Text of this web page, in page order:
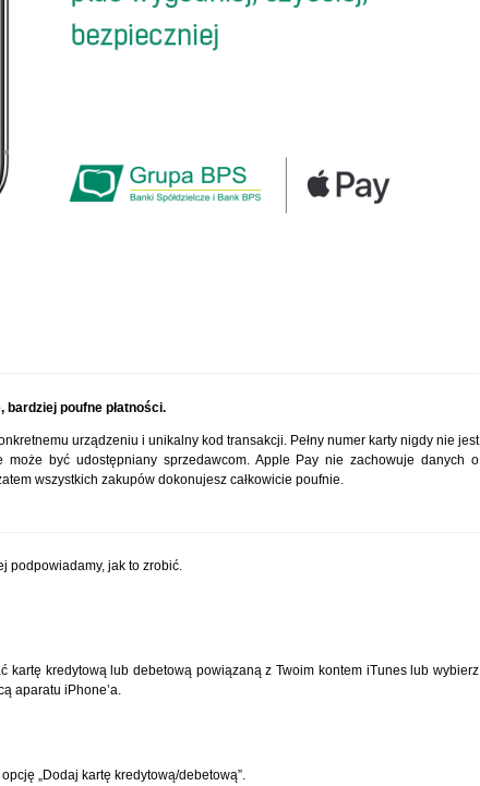
bardziej poufne płatności.
urządzeniu i unikalny kod transakcji. Pełny numer karty nigdy nie jest
być udostępniany sprzedawcom. Apple Pay nie zachowuje danych o
wszystkich zakupów dokonujesz całkowicie poufnie.
podpowiadamy, jak to zrobić.
kartę kredytową lub debetową powiązaną z Twoim kontem iTunes lub wybierz
aparatu iPhone’a.
„Dodaj kartę kredytową/debetową”.